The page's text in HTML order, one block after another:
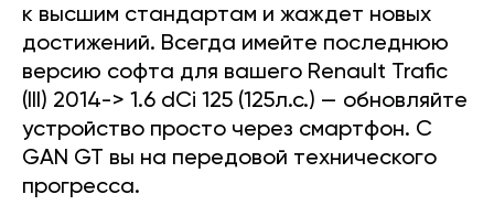
к высшим стандартам и жаждет новых
достижений. Всегда имейте последнюю
версию софта для вашего Renault Trafic
(III) 2014-> 1.6 dCi 125 (125л.с.) — обновляйте
устройство просто через смартфон. С
GAN GT вы на передовой технического
прогресса.